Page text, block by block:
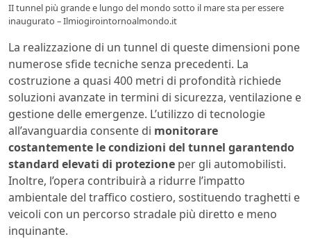
II tunnel più grande e lungo del mondo sotto il mare sta per essere
inaugurato – Ilmiogirointornoalmondo.it
La realizzazione di un tunnel di queste dimensioni pone
numerose sfide tecniche senza precedenti. La
costruzione a quasi 400 metri di profondità richiede
soluzioni avanzate in termini di sicurezza, ventilazione e
gestione delle emergenze. L’utilizzo di tecnologie
all’avanguardia consente di monitorare
costantemente le condizioni del tunnel garantendo
standard elevati di protezione per gli automobilisti.
Inoltre, l’opera contribuirà a ridurre l’impatto
ambientale del traffico costiero, sostituendo traghetti e
veicoli con un percorso stradale più diretto e meno
inquinante.